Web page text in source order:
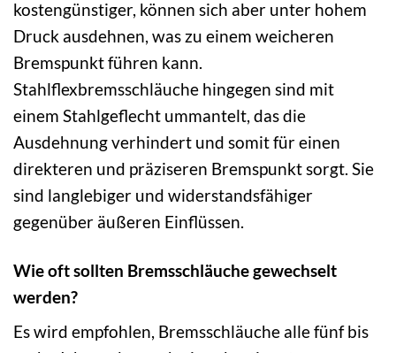
kostengünstiger, können sich aber unter hohem
Druck ausdehnen, was zu einem weicheren
Bremspunkt führen kann.
Stahlflexbremsschläuche hingegen sind mit
einem Stahlgeflecht ummantelt, das die
Ausdehnung verhindert und somit für einen
direkteren und präziseren Bremspunkt sorgt. Sie
sind langlebiger und widerstandsfähiger
gegenüber äußeren Einflüssen.
Wie oft sollten Bremsschläuche gewechselt
werden?
Es wird empfohlen, Bremsschläuche alle fünf bis